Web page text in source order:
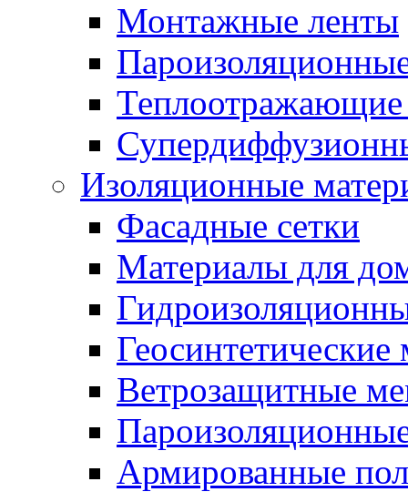
Монтажные ленты
Теплоотражающие
Изоляционные
Фасадные сетки
Материалы для
Геосинтетические
Ветрозащитные
Армированные